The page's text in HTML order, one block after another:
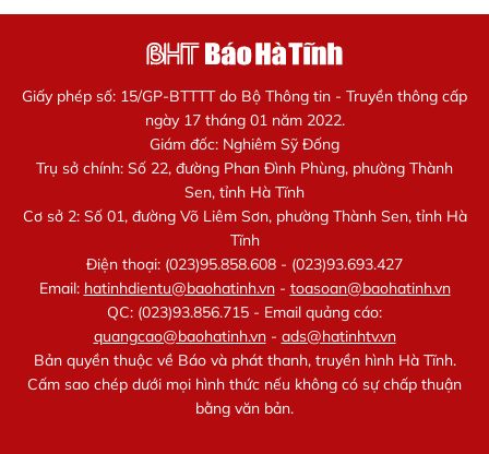
Giấy phép số: 15/GP-BTTTT do Bộ Thông tin - Truyền thông cấp
ngày 17 tháng 01 năm 2022.
Giám đốc: Nghiêm Sỹ Đống
Trụ sở chính: Số 22, đường Phan Đình Phùng, phường Thành
Sen, tỉnh Hà Tĩnh
Cơ sở 2: Số 01, đường Võ Liêm Sơn, phường Thành Sen, tỉnh Hà
Tĩnh
Điện thoại: (023)95.858.608 - (023)93.693.427
Email: hatinhdientu@baohatinh.vn- toasoan@baohatinh.vn
QC: (023)93.856.715 - Email quảng cáo:
quangcao@baohatinh.vn- ads@hatinhtv.vn
Bản quyền thuộc về Báo và phát thanh, truyền hình Hà Tĩnh.
Cấm sao chép dưới mọi hình thức nếu không có sự chấp thuận
bằng văn bản.